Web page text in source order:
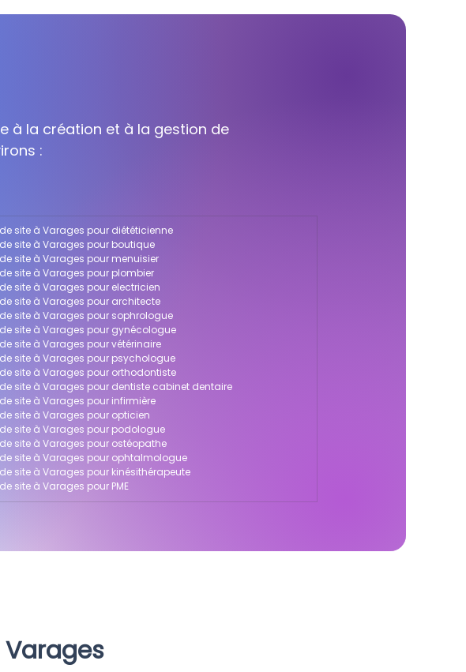
à la création et à la gestion de
:
site à Varages pour diététicienne
site à Varages pour boutique
site à Varages pour menuisier
site à Varages pour plombier
site à Varages pour electricien
site à Varages pour architecte
site à Varages pour sophrologue
site à Varages pour gynécologue
site à Varages pour vétérinaire
site à Varages pour psychologue
site à Varages pour orthodontiste
site à Varages pour dentiste cabinet dentaire
site à Varages pour infirmière
site à Varages pour opticien
site à Varages pour podologue
site à Varages pour ostéopathe
site à Varages pour ophtalmologue
site à Varages pour kinésithérapeute
site à Varages pour PME